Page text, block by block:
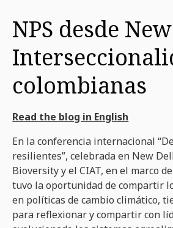
NPS desde
colombianas
Read the blog in English
En la conferencia internacional
resilientes”, celebrada en New
Bioversity y el CIAT, en el marco
tuvo la oportunidad de compartir
en políticas de cambio climático,
para reflexionar y compartir con